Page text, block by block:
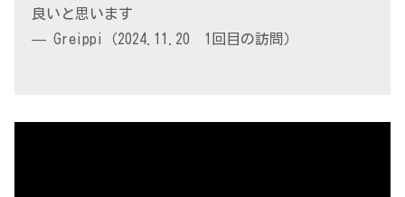
良いと思います
— Greippi（2024.11.20 1回目の訪問）